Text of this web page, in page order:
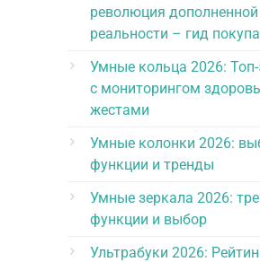
революция дополненной
реальности – гид
Умные кольца 2026:
с мониторингом
жестами
Умные колонки 2026:
функции и тренды
Умные зеркала 2026:
функции и выбор
Ультрабуки 2026: